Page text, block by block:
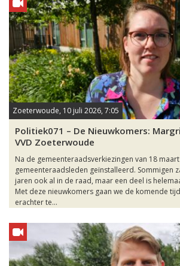
Zoeterwoude, 10 juli 2026, 7:05
Politiek071 – De Nieuwkomers:
VVD Zoeterwoude
Na de gemeenteraadsverkiezingen van 18
gemeenteraadsleden geïnstalleerd. Sommigen
jaren ook al in de raad, maar een deel is
Met deze nieuwkomers gaan we de komende
erachter te...